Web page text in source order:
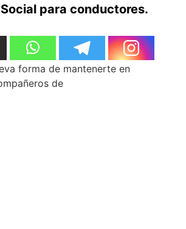
para conductores.
forma de mantenerte en
de